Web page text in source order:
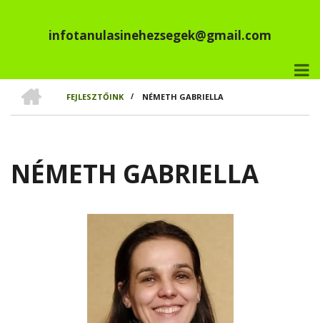
infotanulasinehezsegek@gmail.com
MORZSA
FEJLESZTŐINK
/ NÉMETH GABRIELLA
NÉMETH GABRIELLA